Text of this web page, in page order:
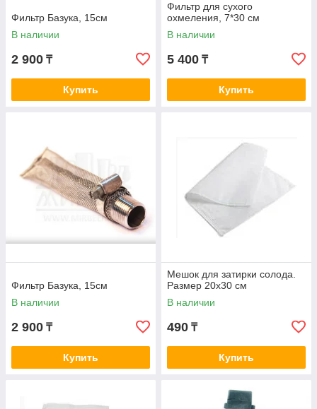
Фильтр Базука, 15см
В наличии
2 900 ₸
Купить
Фильтр для сухого
охмеления, 7*30 см
В наличии
5 400 ₸
Купить
Фильтр Базука, 15см
В наличии
2 900 ₸
Купить
Мешок для затирки солода.
Размер 20х30 см
В наличии
490 ₸
Купить